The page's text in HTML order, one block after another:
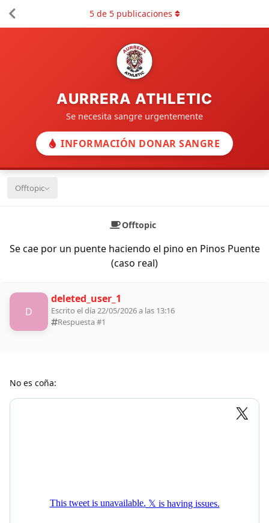
AURRERA ATHLETIC
Se necesita sangre urgentemente
INFORMACIÓN DONAR SANGRE
Offtopic
Offtopic
Se cae por un puente haciendo el pino en Pinos Puente
(caso real)
5de 5publicaciones
D
deleted_user_1
Escrito el día 22/05/2026 a las 13:16
Respuesta #1
No es coña: